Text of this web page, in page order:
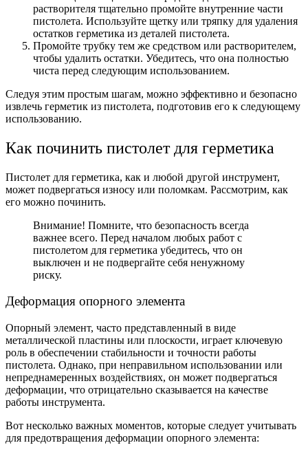
растворителя тщательно промойте внутренние части
пистолета. Используйте щетку или тряпку для удаления
остатков герметика из деталей пистолета.
Промойте трубку тем же средством или растворителем,
чтобы удалить остатки. Убедитесь, что она полностью
чиста перед следующим использованием.
Следуя этим простым шагам, можно эффективно и безопасно
извлечь герметик из пистолета, подготовив его к следующему
использованию.
Как починить пистолет для герметика
Пистолет для герметика, как и любой другой инструмент,
может подвергаться износу или поломкам. Рассмотрим, как
его можно починить.
Внимание! Помните, что безопасность всегда
важнее всего. Перед началом любых работ с
пистолетом для герметика убедитесь, что он
выключен и не подвергайте себя ненужному
риску.
Деформация опорного элемента
Опорный элемент, часто представленный в виде
металлической пластины или плоскости, играет ключевую
роль в обеспечении стабильности и точности работы
пистолета. Однако, при неправильном использовании или
непреднамеренных воздействиях, он может подвергаться
деформации, что отрицательно сказывается на качестве
работы инструмента.
Вот несколько важных моментов, которые следует учитывать
для предотвращения деформации опорного элемента: